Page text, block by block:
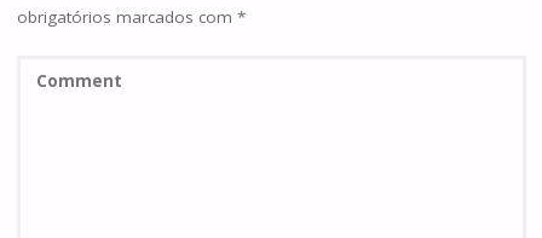
obrigatórios marcados com *